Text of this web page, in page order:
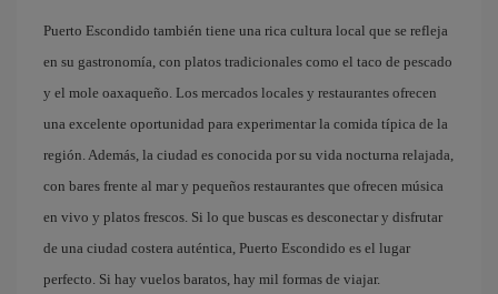
Puerto Escondido también tiene una rica cultura local que se refleja
en su gastronomía, con platos tradicionales como el taco de pescado
y el mole oaxaqueño. Los mercados locales y restaurantes ofrecen
una excelente oportunidad para experimentar la comida típica de la
región. Además, la ciudad es conocida por su vida nocturna relajada,
con bares frente al mar y pequeños restaurantes que ofrecen música
en vivo y platos frescos. Si lo que buscas es desconectar y disfrutar
de una ciudad costera auténtica, Puerto Escondido es el lugar
perfecto. Si hay vuelos baratos, hay mil formas de viajar.